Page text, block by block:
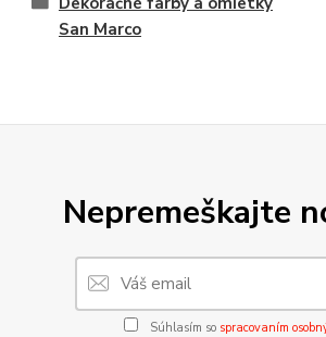
San Marco
Nepremeškajte
Súhlasím so spracovaním